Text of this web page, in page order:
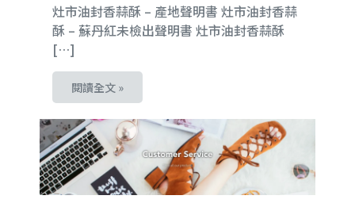
灶市油封香蒜酥 – 產地聲明書 灶市油封香蒜
酥 – 蘇丹紅未檢出聲明書 灶市油封香蒜酥
[…]
閱讀全文 »